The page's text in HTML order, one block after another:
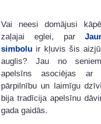
Vai neesi domājusi
zaļajai eglei, par
simbolu ir kļuvis šis
auglis? Jau no
apelsīns asociējas ar
pārpilnību un laimīgu
bija tradīcija apelsīnu
gada gaidās.